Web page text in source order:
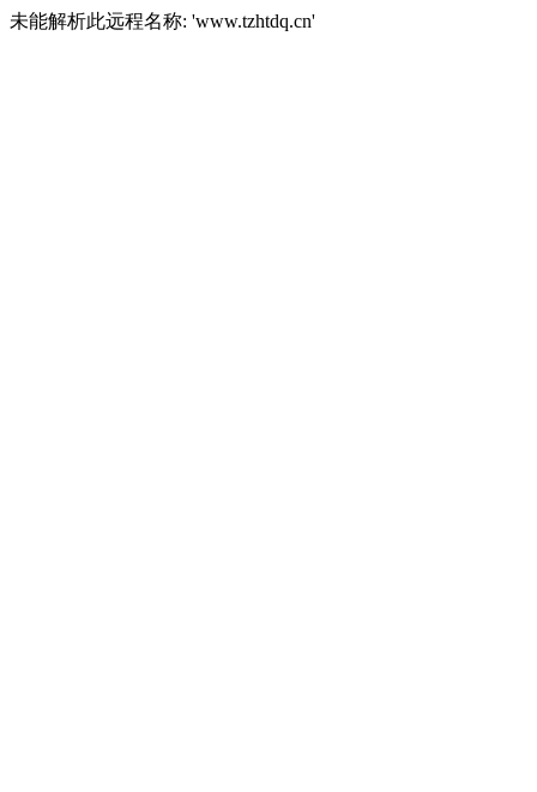
未能解析此远程名称: 'www.tzhtdq.cn'